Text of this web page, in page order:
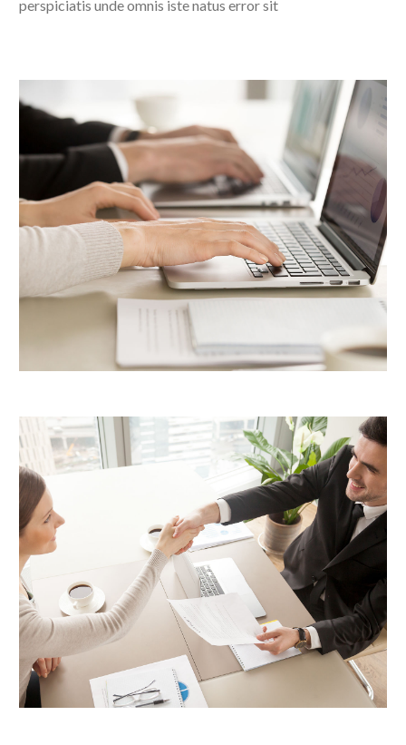
perspiciatis unde omnis iste natus error sit